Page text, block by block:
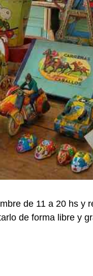
de 11 a 20 hs y
de forma libre y